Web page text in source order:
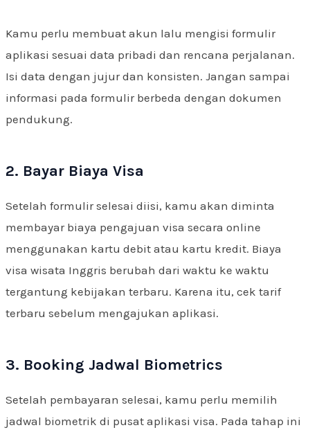
Kamu perlu membuat akun lalu mengisi formulir
aplikasi sesuai data pribadi dan rencana perjalanan.
Isi data dengan jujur dan konsisten. Jangan sampai
informasi pada formulir berbeda dengan dokumen
pendukung.
2. Bayar Biaya Visa
Setelah formulir selesai diisi, kamu akan diminta
membayar biaya pengajuan visa secara online
menggunakan kartu debit atau kartu kredit. Biaya
visa wisata Inggris berubah dari waktu ke waktu
tergantung kebijakan terbaru. Karena itu, cek tarif
terbaru sebelum mengajukan aplikasi.
3. Booking Jadwal Biometrics
Setelah pembayaran selesai, kamu perlu memilih
jadwal biometrik di pusat aplikasi visa. Pada tahap ini